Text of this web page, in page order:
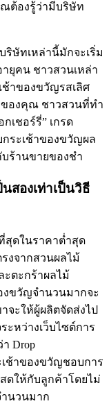
ต้องรู้ว่ามีบริษัท
ริษัทเหล่านี้มักจะเริ่ม
ยุคน ชาวสวนเหล่า
ช้าของขวัญรสเลิศ
ของคุณ ชาวสวนที่ทำ
เชอร์รี่” เกรด
ระเช้าของขวัญผล
ร้านขายของชำ
สองเท่าเป็นวิธี
สุดในราคาต่ำสุด
งจากสวนผลไม้
ตะกร้าผลไม้
งขวัญจำนวนมากจะ
จะให้ผู้ผลิตจัดส่งไป
หว่างเว็บไซต์การ
Drop
เช้าของขวัญชอบการ
ดให้กับลูกค้าโดยไม่
นวนมาก